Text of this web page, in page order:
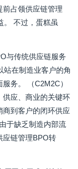
占领供应链管理
。 不过，蛋糕虽
与传统供应链服务
站在制造业客户的角
务。 （C2M2C）
供应、商业的关键环
到客户的闭环供应
于缺乏制造内部流
应链管理BPO转